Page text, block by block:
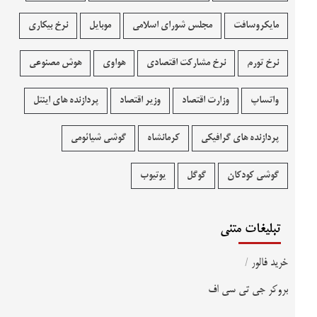
مایکروسافت مجلس شورای اسلامی موبایل نرخ بیکاری
نرخ تورم نرخ مشارکت اقتصادی هواوی هوش مصنوعی
واتساپ وزارت اقتصاد وزیر اقتصاد پردازنده های اینتل
پردازنده های گرافیکی کرمانشاه گوشی شیائومی
گوشی کودکان گوگل یوتیوب
تبلیغات متنی
خرید فالور /
بروکر جی تی سی اف